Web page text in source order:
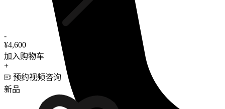
-
¥4,600
加入购物车
+
预约视频咨询
新品